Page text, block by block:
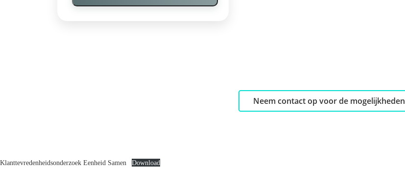
Neem contact op voor de mogelijkheden
Klanttevredenheidsonderzoek Eenheid Samen Download